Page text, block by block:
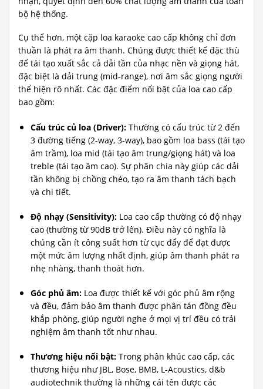
bộ hệ thống.
Cụ thể hơn, một cặp loa karaoke cao cấp không chỉ đơn
thuần là phát ra âm thanh. Chúng được thiết kế đặc thù
để tái tạo xuất sắc cả dải tần của nhạc nền và giọng hát,
đặc biệt là dải trung (mid-range), nơi âm sắc giọng người
thể hiện rõ nhất. Các đặc điểm nổi bật của loa cao cấp
bao gồm:
Cấu trúc củ loa (Driver):Thường có cấu trúc từ 2 đến
3 đường tiếng (2-way, 3-way), bao gồm loa bass (tái tạo
âm trầm), loa mid (tái tạo âm trung/giọng hát) và loa
treble (tái tạo âm cao). Sự phân chia này giúp các dải
tần không bị chồng chéo, tạo ra âm thanh tách bạch
và chi tiết.
Độ nhạy (Sensitivity):Loa cao cấp thường có độ nhạy
cao (thường từ 90dB trở lên). Điều này có nghĩa là
chúng cần ít công suất hơn từ cục đẩy để đạt được
một mức âm lượng nhất định, giúp âm thanh phát ra
nhẹ nhàng, thanh thoát hơn.
Góc phủ âm:Loa được thiết kế với góc phủ âm rộng
và đều, đảm bảo âm thanh được phân tán đồng đều
khắp phòng, giúp người nghe ở mọi vị trí đều có trải
nghiệm âm thanh tốt như nhau.
Thương hiệu nổi bật:Trong phân khúc cao cấp, các
thương hiệu như JBL, Bose, BMB, L-Acoustics, d&b
audiotechnik thường là những cái tên được các